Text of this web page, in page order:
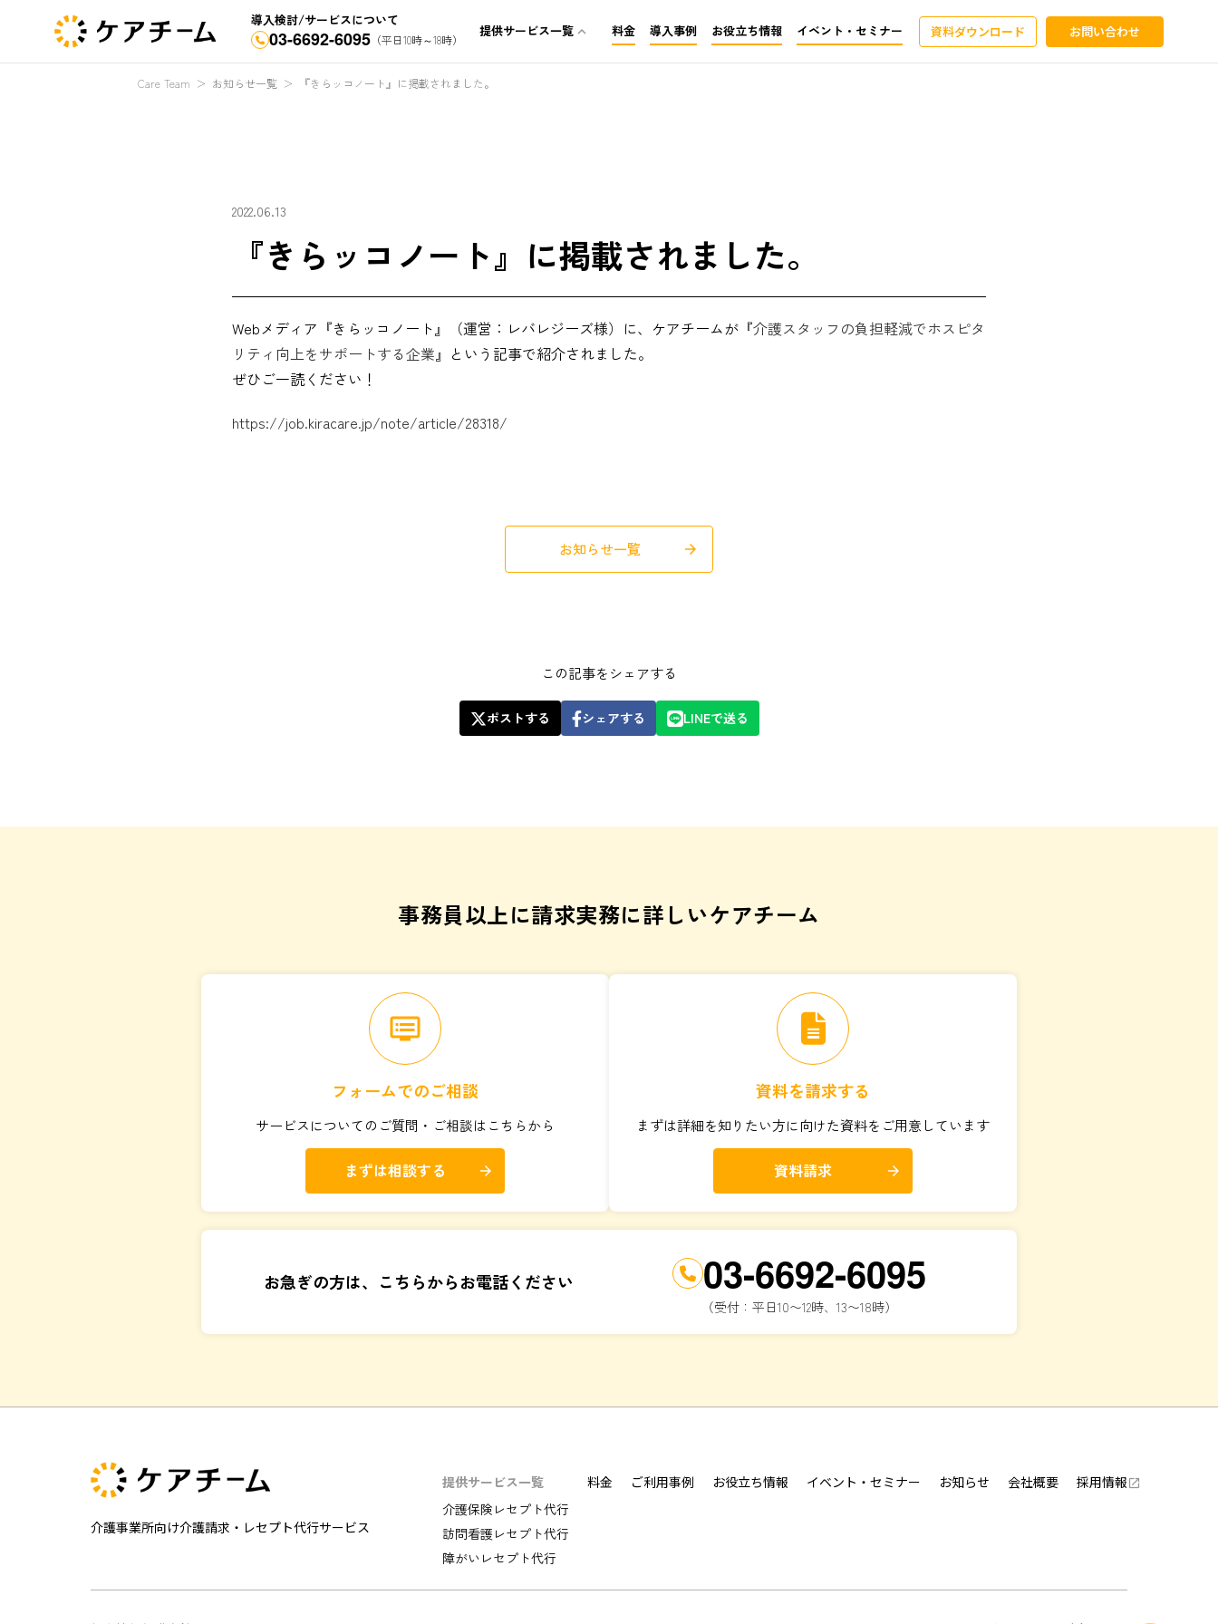
導入検討/サービスについて
03-6692-6095 （平日10時～18時） 提供サービス一覧 expand_less
介護保険レセプト代行
訪問看護レセプト代行
料金 導入事例 お役立ち情報 イベント・セミナー 資料ダウンロード お問い合わせ
Care Team ＞ お知らせ一覧 ＞ 『きらッコノート』に掲載されました。
2022.06.13
『きらッコノート』に掲載されました。
Webメディア『きらッコノート』（運営：レバレジーズ様）に、ケアチームが『介護スタッフの負担軽減でホスピタ
リティ向上をサポートする企業』という記事で紹介されました。
ぜひご一読ください！
https://job.kiracare.jp/note/article/28318/
お知らせ一覧 arrow_forward
この記事をシェアする
ポストする シェアする LINEで送る
事務員以上に請求実務に詳しいケアチーム
dvr
フォームでのご相談
サービスについてのご質問・ご相談はこちらから
まずは相談する arrow_forward
資料を請求する
まずは詳細を知りたい方に向けた資料をご用意しています
資料請求 arrow_forward
お急ぎの方は、こちらからお電話ください 03-6692-6095
（受付：平日10〜12時、13〜18時）
介護事業所向け介護請求・レセプト代行サービス
提供サービス一覧
介護保険レセプト代行
訪問看護レセプト代行
障がいレセプト代行
料金 ご利用事例 お役立ち情報 イベント・セミナー お知らせ 会社概要 採用情報 launch